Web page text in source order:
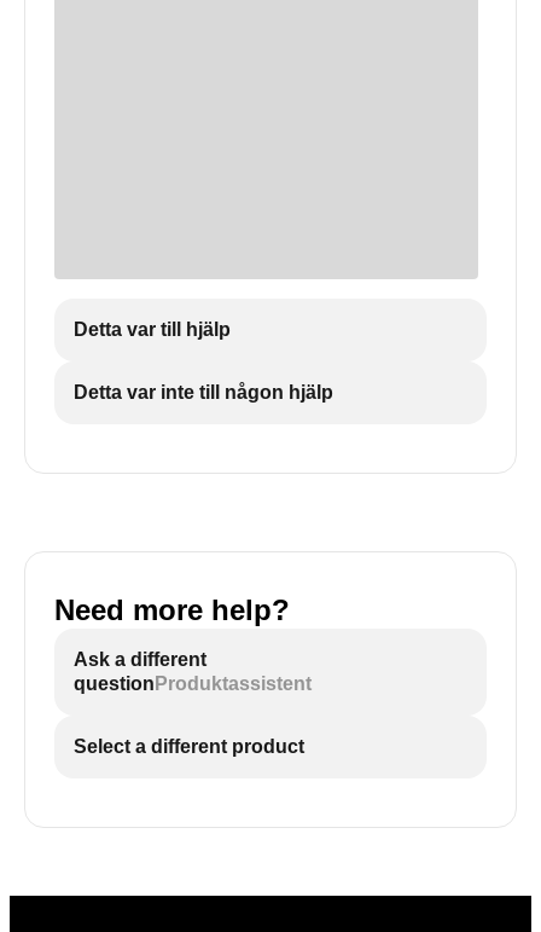
Detta var till hjälp
Detta var inte till någon hjälp
Need more help?
Ask a different
question Produktassistent
Select a different product